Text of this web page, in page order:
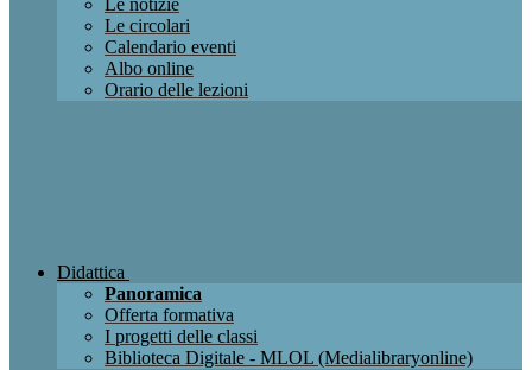
Le notizie
Le circolari
Calendario eventi
Albo online
Orario delle lezioni
Didattica
Panoramica
Offerta formativa
I progetti delle classi
Biblioteca Digitale - MLOL (Medialibraryonline)